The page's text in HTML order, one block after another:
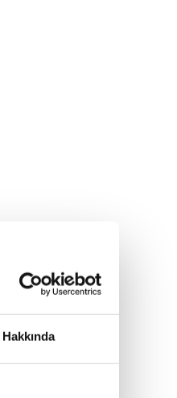
Hakkında